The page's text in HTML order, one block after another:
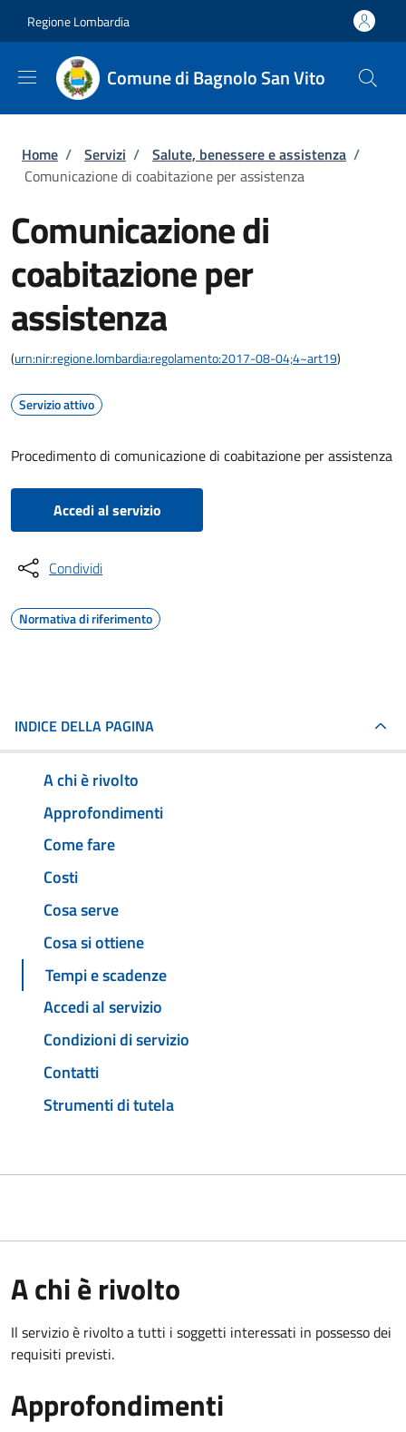
Regione Lombardia
Comune di Bagnolo San Vito
Briciole di pane
Home / Servizi / Salute, benessere e assistenza /
Comunicazione di coabitazione per assistenza
Comunicazione di
coabitazione per
assistenza
(urn:nir:regione.lombardia:regolamento:2017-08-04;4~art19)
Servizio attivo
Procedimento di comunicazione di coabitazione per assistenza
Accedi al servizio
Condividi
Normativa di riferimento
INDICE DELLA PAGINA
A chi è rivolto
Approfondimenti
Come fare
Costi
Cosa serve
Cosa si ottiene
Tempi e scadenze
Accedi al servizio
Condizioni di servizio
Contatti
Strumenti di tutela
A chi è rivolto
Il servizio è rivolto a tutti i soggetti interessati in possesso dei
requisiti previsti.
Approfondimenti